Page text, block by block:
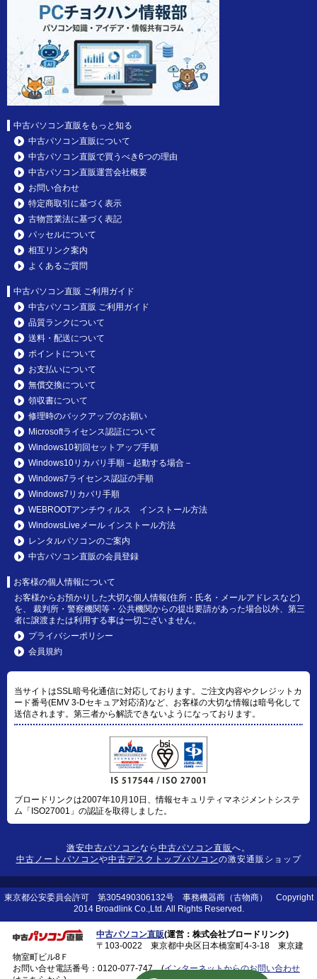
中古パソコン直販をもっと知る
中古パソコン直販について
中古パソコン直販で買うべき6つの理由
中古パソコン直販運営会社概要
お問い合わせ
特定商取引に基づく表示
古物営業法に基づく表記
パッセルについて
相互リンク案内
よくあるご質問
中古パソコン直販 ご利用ガイド
中古パソコン直販 ご利用ガイド
品質ランクについて
送料・配送について
ポイントについて
お支払いについて
無償交換について
領収書について
修理時のバックアップのお願い
Microsoftライセンス認証について
Windows10初回セットアップ手順
Windows10リカバリ手順－起動する場合－
Windows7ライセンス認証の手順
Windows7リカバリ手順
WEBROOTアンチウィルス インストール方法
WindowsLiveメール インストール方法
レンタルパソコンのご案内
中古パソコン直販の会員登録
お客様の個人情報について
お客様からお預かりした大切な個人情報(住所・氏名・メールアドレスなど)
を、 裁判所・警察機関等・公共機関からの提出要請があった場合以外、第三
者に譲渡または利用する事は一切ございません。
プライバシーポリシー
会員規約
当サイトはSSL暗号化通信に対応しております。ご注文内容やクレジットカ
ード番号(EMV 3-Dセキュア対応済)など、お客様の大切な情報は暗号化して
送信されます。第三者から解読できないようになっております。
ブロードリンクは2007年10月10日、情報セキュリティマネジメントシステ
ム「ISO27001」の認証を取得しました。
激安中古パソコンなら 中古パソコン直販へ。
中古ノートパソコンや中古デスクトップパソコンの激安通販ショップ
東京都公安委員会許可 第305490306132号 事務機器商（古物商） Copyright
2014 Broadlink Co.,Ltd. All Rights Reserved.
中古パソコン直販(運営：株式会社ブロードリンク)
〒103-0022 東京都中央区日本橋室町4-3-18 東京建
物室町ビル8Ｆ
お問い合せ電話番号： 0120-077-747(インターネットからのお問い合わせ